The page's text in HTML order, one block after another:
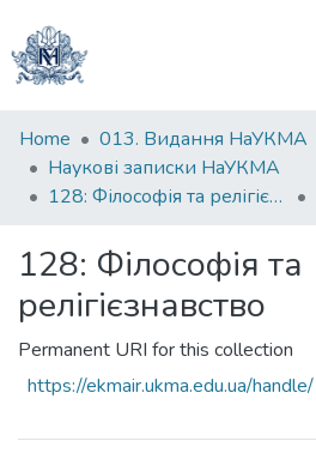
Communities
&
Collections
Home
013. Видання НаУКМА
Наукові записки НаУКМА
128: Філософія та релігієзнавство
128: Філософія та
релігієзнавство
Permanent URI for this collection
https://ekmair.ukma.edu.ua/